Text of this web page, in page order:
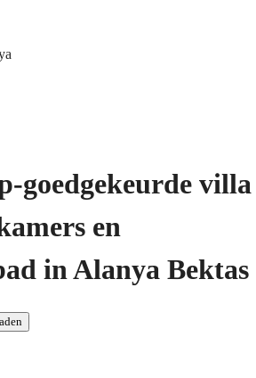
goedgekeurde villa
en
in Alanya Bektas